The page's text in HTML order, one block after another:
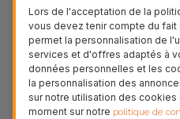
pour iPhone ?
Poser un protecteur
assez simple. Chez
verre pour iPhone sont
rend ce processus
Lors de l'acceptation de la
vous devez tenir compte du
permet la personnalisation de
services et d'offres adaptés à
données personnelles et les
la personnalisation des
sur notre utilisation des
moment sur notre politique de